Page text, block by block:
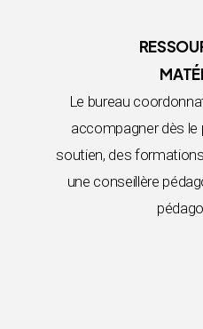
Le bureau
accompagner dès le
soutien, des
une conseillère